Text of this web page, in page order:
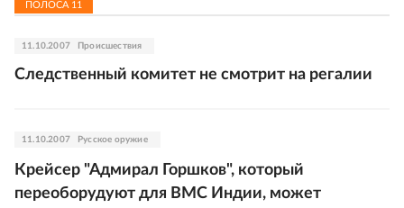
ПОЛОСА 11
11.10.2007 Происшествия
Следственный комитет не смотрит на регалии
11.10.2007 Русское оружие
Крейсер "Адмирал Горшков", который
переоборудуют для ВМС Индии, может